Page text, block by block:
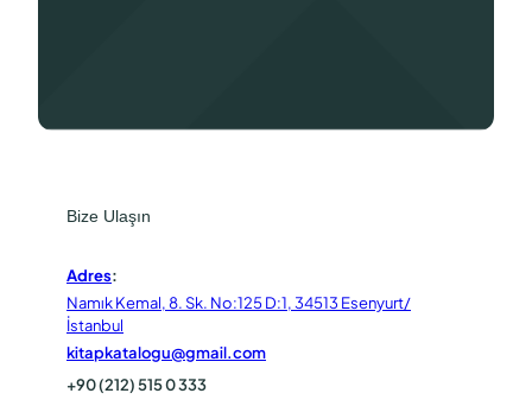
Bize Ulaşın
Adres:
Namık Kemal, 8. Sk. No:125 D:1, 34513 Esenyurt/
İstanbul
kitapkatalogu@gmail.com
+90 (212) 515 0 333